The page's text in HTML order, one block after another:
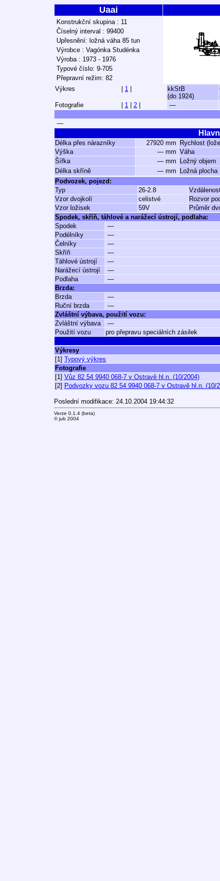
Uaai
Konstrukční skupina : 11
Číselný interval : 99400
Upřesnění: ložná váha 85 tun
Výrobce : Vagónka Studénka
Výroba : 1973 - 1976
Typové číslo: 9-705
Přepravní režim: 82
Výkres
1
kkStB
(do 1924)
Fotografie
1 2 —
—
Délka přes nárazníky 27920 mm
Rychlost
Výška
— mm Váha
Šířka
— mm
Ložný objem
Délka skříně
— mm
Ložná plocha
Podvozek, pojezd:
Typ
26-2.8
Vzor dvojkolí
celistvé
Rozvor
Vzor ložisek
59V
Průměr
Spodek, skříň, táhlové a narážecí ústrojí, podlaha:
Spodek
—
Podélníky
—
Čelníky
—
Skříň
—
Táhlové ústrojí
—
Narážecí ústrojí
—
Podlaha
—
Brzda:
Brzda
—
Ruční brzda
—
Zvláštní výbava, použití vozu:
Zvláštní výbava
—
Použití vozu
pro přepravu speciálních zásilek
Výkresy
[1] Typový výkres
Fotografie
[1] Vůz 82 54 9940 068-7 v Ostravě hl.n. (10/2004)
[2] Podvozky vozu 82 54 9940 068-7 v Ostravě hl.n. (10/
Poslední modifikace: 24.10.2004 19:44:32
Verze 0.1.4 (beta)
© jub 2004